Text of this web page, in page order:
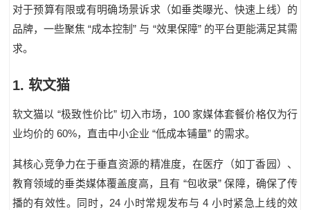
对于预算有限或有明确场景诉求（如垂类曝光、快速上线）的
品牌，一些聚焦 “成本控制”与 “效果保障” 的平台更能满足其需
求。
1. 软文猫
软文猫以 “极致性价比” 切入市场， 100 家媒体套餐价格仅为行
业均价的 60%，直击中小企业 “低成本铺量” 的需求。
其核心竞争力在于垂直资源的精准度，在医疗（如丁香园）、
教育领域的垂类媒体覆盖度高，且有 “包收录”保障，确保了传
播的有效性。同时， 24小时常规发布与4 小时紧急上线的效